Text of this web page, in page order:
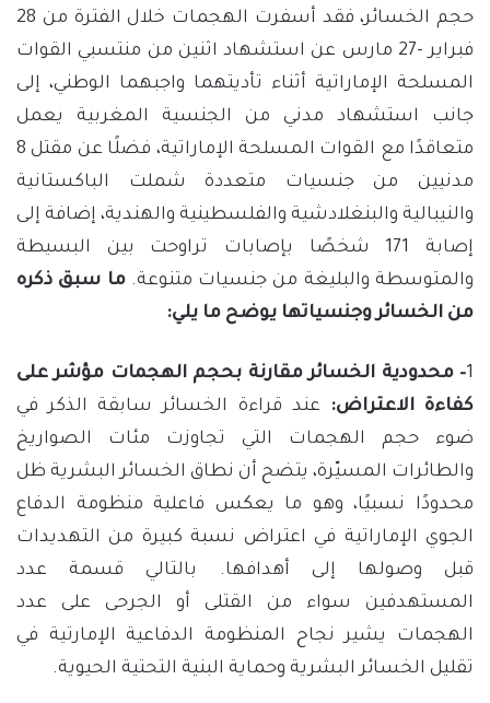
حجم الخسائر، فقد أسفرت الهجمات خلال الفترة من 28
فبراير -27 مارس عن استشهاد اثنين من منتسبي القوات
المسلحة الإماراتية أثناء تأديتهما واجبهما الوطني، إلى
جانب استشهاد مدني من الجنسية المغربية يعمل
متعاقدًا مع القوات المسلحة الإماراتية، فضلًا عن مقتل 8
مدنيين من جنسيات متعددة شملت الباكستانية
والنيبالية والبنغلادشية والفلسطينية والهندية، إضافة إلى
إصابة 171 شخصًا بإصابات تراوحت بين البسيطة
والمتوسطة والبليغة من جنسيات متنوعة.ما سبق ذكره
من الخسائر وجنسياتها يوضح ما يلي:
1– محدودية الخسائر مقارنة بحجم الهجمات مؤشر على
كفاءة الاعتراض: عند قراءة الخسائر سابقة الذكر في
ضوء حجم الهجمات التي تجاوزت مئات الصواريخ
والطائرات المسيّرة، يتضح أن نطاق الخسائر البشرية ظل
محدودًا نسبيًا، وهو ما يعكس فاعلية منظومة الدفاع
الجوي الإماراتية في اعتراض نسبة كبيرة من التهديدات
قبل وصولها إلى أهدافها. بالتالي قسمة عدد
المستهدفين سواء من القتلى أو الجرحى على عدد
الهجمات يشير نجاح المنظومة الدفاعية الإمارتية في
تقليل الخسائر البشرية وحماية البنية التحتية الحيوية.